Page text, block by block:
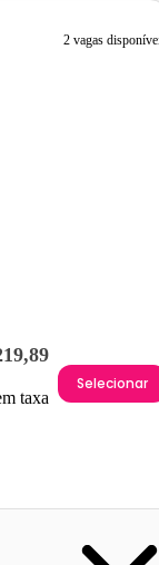
2 vagas
taxa
Selecionar